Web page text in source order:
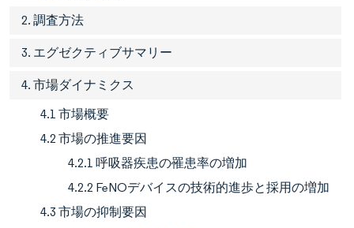
2. 調査方法
3. エグゼクティブサマリー
4. 市場ダイナミクス
4.1 市場概要
4.2 市場の推進要因
4.2.1 呼吸器疾患の罹患率の増加
4.2.2 FeNOデバイスの技術的進歩と採用の増加
4.3 市場の抑制要因